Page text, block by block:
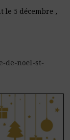
le 5 décembre ,
de-noel-st-